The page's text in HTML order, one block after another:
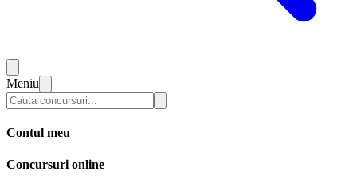
Meniu
Contul meu
Concursuri online